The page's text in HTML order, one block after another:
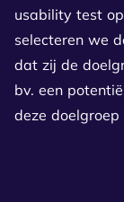
usability test
selecteren we
dat zij de
bv. een
deze doelgroep